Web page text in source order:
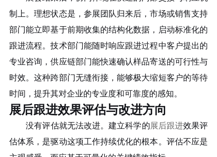
制上。理想状态是，参展团队归来后，市场或销售支持
部门能立即基于前期收集的结构化数据，启动标准化的
跟进流程。技术部门能随时响应跟进过程中客户提出的
专业咨询，供应链部门能快速确认样品寄送的可行性与
时效。这种跨部门无缝衔接，能够极大缩短客户的等待
时间，提升其对企业的专业度和可靠度的感知。
展后跟进效果评估与改进方向
没有评估就无法改进。建立科学的展后跟进效果评
估体系，是驱动这项工作持续优化的根本。评估不应是